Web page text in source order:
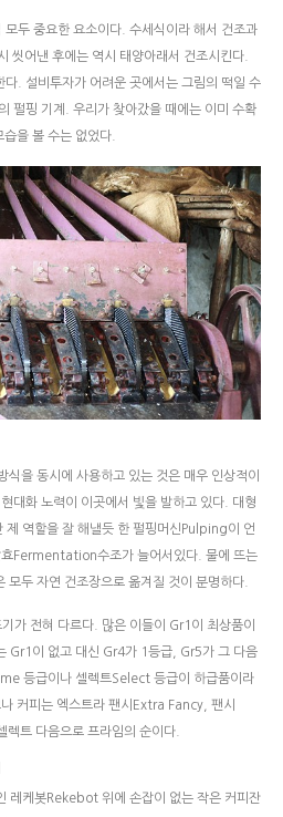
모두 중요한 요소이다. 수세식이라 해서 건조과
씻어낸 후에는 역시 태양아래서 건조시킨다.
다. 설비투자가 어려운 곳에서는 그림의 떡일 수
펄핑 기계. 우리가 찾아갔을 때에는 이미 수확
을 볼 수는 없었다.
식을 동시에 사용하고 있는 것은 매우 인상적이
대화 노력이 이곳에서 빛을 발하고 있다. 대형
제 역할을 잘 해낼듯 한 펄핑머신Pulping이 언
효Fermentation수조가 늘어서있다. 물에 뜨는
모두 자연 건조장으로 옮겨질 것이 분명하다.
가 전혀 다르다. 많은 이들이 Gr1이 최상품이
Gr1이 없고 대신 Gr4가 1등급, Gr5가 그 다음
등급이나 셀렉트Select 등급이 하급품이라
커피는 엑스트라 팬시Extra Fancy, 팬시
트 다음으로 프라임의 순이다.
레케봇Rekebot 위에 손잡이 없는 작은 커피잔